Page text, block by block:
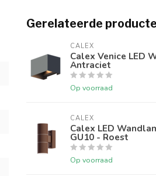
Gerelateerde
CALEX
Calex Venice LED
Antraciet
Op voorraad
CALEX
Calex LED
GU10 - Roest
Op voorraad